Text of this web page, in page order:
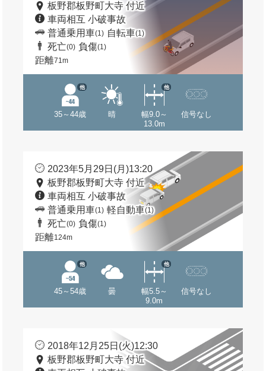
板野郡板野町大寺 付近
車両相互 小破事故
普通乗用車(1) 自転車(1)
死亡(0) 負傷(1)
距離71m
35～44歳
他
晴
幅9.0～
13.0m
他
信号なし
2023年5月29日(月)13:20
板野郡板野町大寺 付近
車両相互 小破事故
普通乗用車(1) 軽自動車(1)
死亡(0) 負傷(1)
距離124m
45～54歳
他
曇
幅5.5～
9.0m
他
信号なし
2018年12月25日(火)12:30
板野郡板野町大寺 付近